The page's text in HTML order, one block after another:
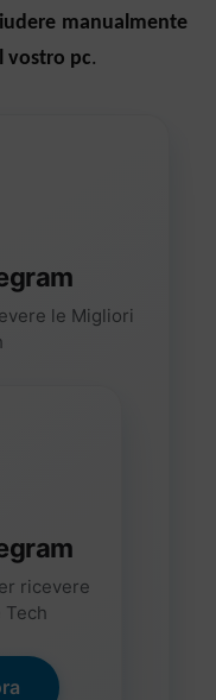
manualmente
vostro pc.
le Migliori
ricevere